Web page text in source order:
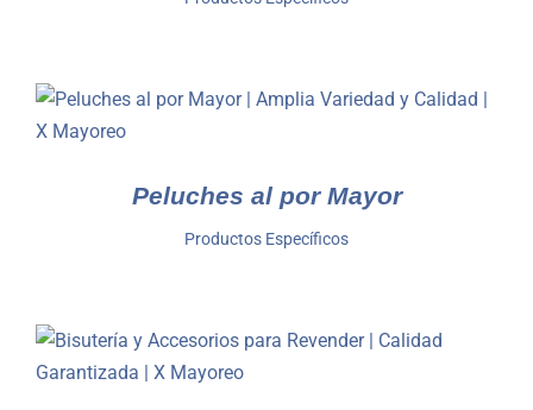
Peluches al por Mayor
Productos Específicos